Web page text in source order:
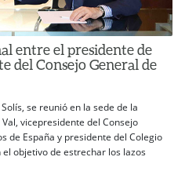
entre el presidente de
del Consejo General de
se reunió en la sede de la
vicepresidente del Consejo
de España y presidente del Colegio
objetivo de estrechar los lazos